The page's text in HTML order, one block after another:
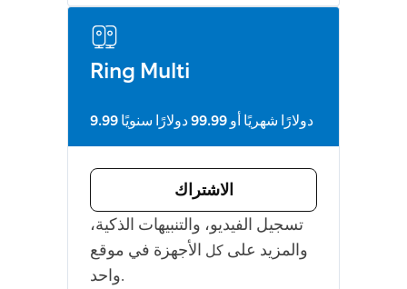
Ring Multi
9.99 دولارًا شهريًا أو 99.99 دولارًا سنويًا
الاشتراك
تسجيل الفيديو، والتنبيهات الذكية،
والمزيد على كل الأجهزة في موقع
واحد.